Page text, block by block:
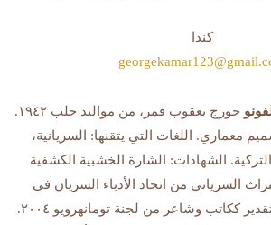
كندا
جورج يعقوب قمر، من مواليد حلب ١٩٤٢.
معماري. اللغات التي يتقنها: السريانية،
التركية. الشهادات: الشارة الخشبية الكشفية
السرياني من اتحاد الأدباء السريان في
العراق ٢٠٠٧. شهادة تقدير ككاتب وشاعر من لجنة تومانهرويو ٢٠٠٤.